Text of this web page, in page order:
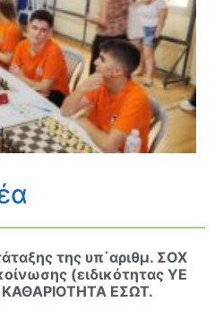
της υπ΄αριθμ. ΣΟΧ
(ειδικότητας ΥΕ
ΕΣΩΤ.